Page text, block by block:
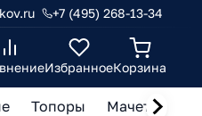
+7 (495) 268-13-34
ИзбранноеКорзина
Топоры Мачете,